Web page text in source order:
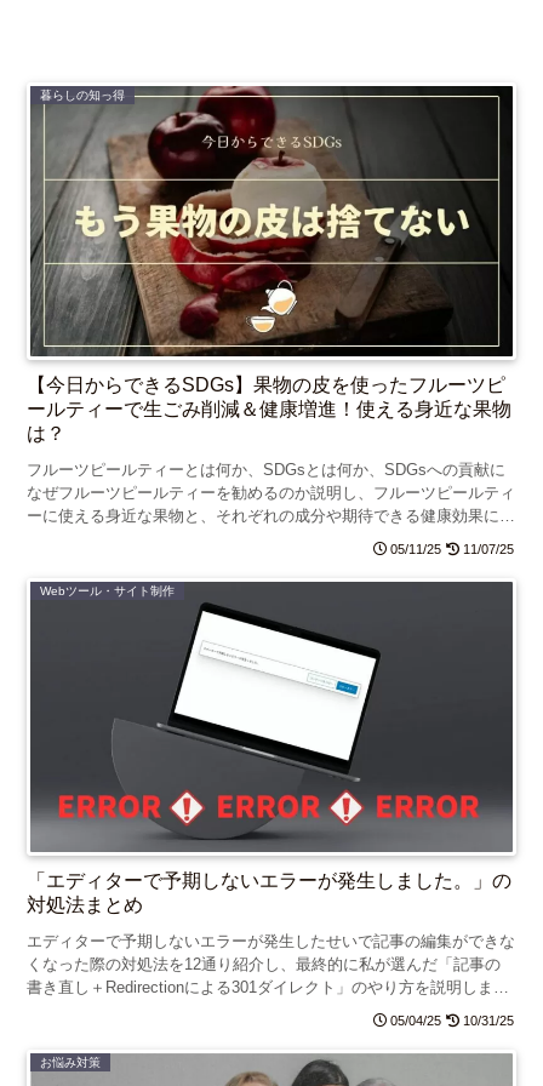
暮らしの知っ得
【今日からできるSDGs】果物の皮を使ったフルーツピ
ールティーで生ごみ削減＆健康増進！使える身近な果物
は？
フルーツピールティーとは何か、SDGsとは何か、SDGsへの貢献に
なぜフルーツピールティーを勧めるのか説明し、フルーツピールティ
ーに使える身近な果物と、それぞれの成分や期待できる健康効果につ
05/11/25 11/07/25
Webツール・サイト制作
「エディターで予期しないエラーが発生しました。」の
対処法まとめ
エディターで予期しないエラーが発生したせいで記事の編集ができな
くなった際の対処法を12通り紹介し、最終的に私が選んだ「記事の
書き直し＋Redirectionによる301ダイレクト」のやり方を説明しま
05/04/25 10/31/25
お悩み対策